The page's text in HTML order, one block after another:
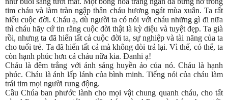
tim cháu và làm tràn ngập thân cháu hương ngát mùa xuân. Ta rất
hiểu cuộc đời. Cháu ạ, dù người ta có nói với cháu những gì đi nữa
thì cháu hãy cứ tin rằng cuộc đời thật là kỳ diệu và tuyệt đẹp. Ta già
rồi, nhưng ta đã hiến tất cả cuộc đời ta, sự nghiệp và tài năng của ta
cho tuổi trẻ. Ta đã hiến tất cả mà không đòi trả lại. Vì thế, có thể, ta
còn hạnh phúc hơn cả cháu nữa kia. Đanhi ạ!
Cháu là đêm trắng với ánh sáng huyền ảo của nó. Cháu là hạnh
phúc. Cháu là ánh lấp lánh của bình minh. Tiếng nói của cháu làm
trái tim mọi người rung động.
Cầu Chúa ban phước lành cho mọi vật chung quanh cháu, cho tất